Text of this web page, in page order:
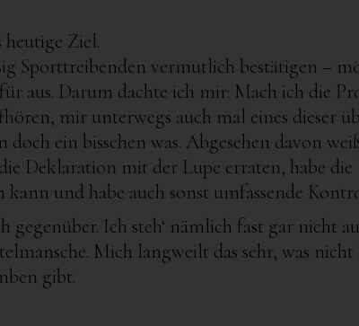
heutige Ziel.
Sporttreibenden vermutlich bestätigen –
aus. Darum dachte ich mir: Mach ich die
mir unterwegs auch mal eines dieser
ein bisschen was. Abgesehen davon
Deklaration mit der Lupe erraten, habe
und habe auch sonst umfassende
gegenüber. Ich steh‘ nämlich fast gar nicht
Mich langweilt das sehr, was
gibt.